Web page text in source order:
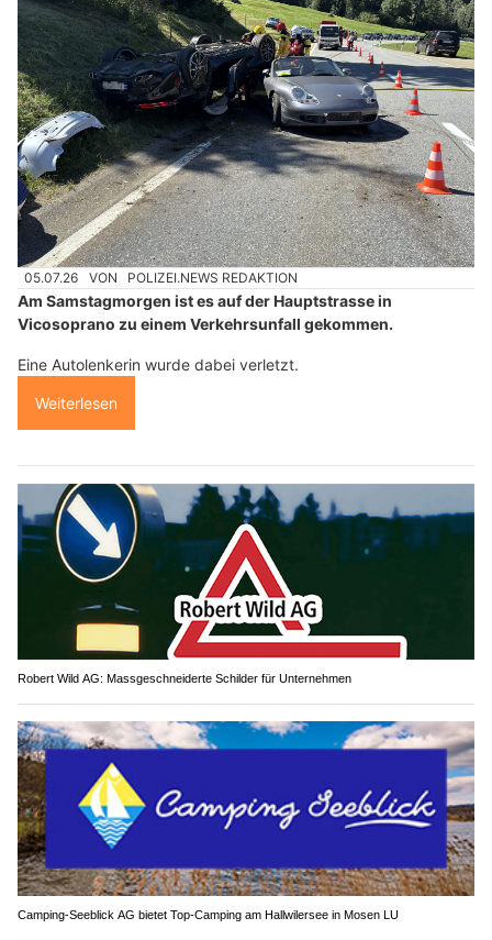
05.07.26 VON POLIZEI.NEWS REDAKTION
Am Samstagmorgen ist es auf der Hauptstrasse in
Vicosoprano zu einem Verkehrsunfall gekommen.
Eine Autolenkerin wurde dabei verletzt.
Weiterlesen
Robert Wild AG: Massgeschneiderte Schilder für Unternehmen
Camping-Seeblick AG bietet Top-Camping am Hallwilersee in Mosen LU